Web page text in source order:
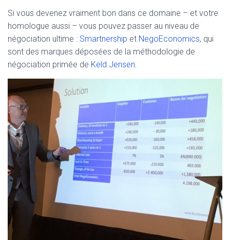
Si vous devenez vraiment bon dans ce domaine – et votre
homologue aussi – vous pouvez passer au niveau de
négociation ultime : Smartnership et NegoEconomics, qui
sont des marques déposées de la méthodologie de
négociation primée de Keld Jensen.